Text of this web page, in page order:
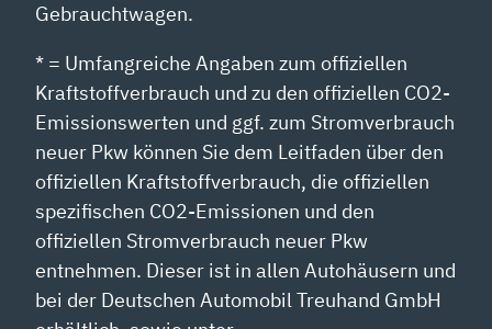
Gebrauchtwagen.
* = Umfangreiche Angaben zum offiziellen
Kraftstoffverbrauch und zu den offiziellen CO2-
Emissionswerten und ggf. zum Stromverbrauch
neuer Pkw können Sie dem Leitfaden über den
offiziellen Kraftstoffverbrauch, die offiziellen
spezifischen CO2-Emissionen und den
offiziellen Stromverbrauch neuer Pkw
entnehmen. Dieser ist in allen Autohäusern und
bei der Deutschen Automobil Treuhand GmbH